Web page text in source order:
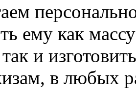
ему как
и
в любых